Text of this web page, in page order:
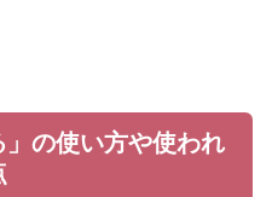
」の使い方や使われ